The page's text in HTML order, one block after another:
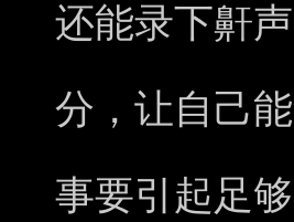
还能录下鼾
分，让自己
事要引起足